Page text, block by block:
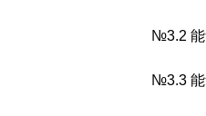
№3.2
№3.3